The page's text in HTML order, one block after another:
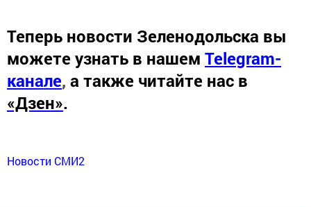
Теперь новости Зеленодольска вы
можете узнать в нашем Telegram-
канале, а также читайте нас в
«Дзен».
Новости СМИ2